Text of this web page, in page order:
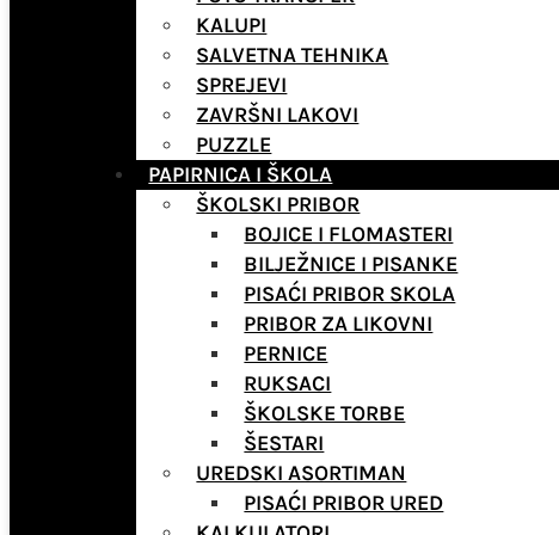
KALUPI
SALVETNA TEHNIKA
SPREJEVI
ZAVRŠNI LAKOVI
PUZZLE
PAPIRNICA I ŠKOLA
ŠKOLSKI PRIBOR
BOJICE I FLOMASTERI
BILJEŽNICE I PISANKE
PISAĆI PRIBOR SKOLA
PRIBOR ZA LIKOVNI
PERNICE
RUKSACI
ŠKOLSKE TORBE
ŠESTARI
UREDSKI ASORTIMAN
PISAĆI PRIBOR URED